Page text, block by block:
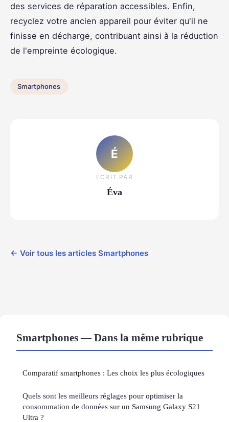
des services de réparation accessibles. Enfin,
recyclez votre ancien appareil pour éviter qu'il ne
finisse en décharge, contribuant ainsi à la réduction
de l'empreinte écologique.
Smartphones
É
ECRIT PAR
Éva
← Voir tous les articles Smartphones
Smartphones — Dans la même rubrique
Comparatif smartphones : Les choix les plus écologiques
Quels sont les meilleurs réglages pour optimiser la
consommation de données sur un Samsung Galaxy S21
Ultra ?